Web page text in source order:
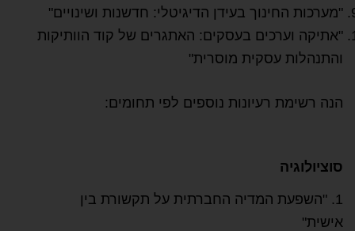
"מערכות החינוך בעידן הדיגיטלי: חדשנות ושינויים"
"אתיקה וערכים בעסקים: האתגרים של קוד הוותיקות
והתנהלות עסקית מוסרית"
הנה רשימת רעיונות נוספים לפי תחומים:
סוציולוגיה
1. "השפעת המדיה החברתית על תקשורת בין
אישית"